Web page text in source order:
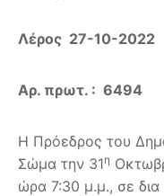
Λέρος 27-10-2022
Αρ. πρωτ. : 6494
Η Πρόεδρος του
Σώμα την 31η
ώρα 7:30 μ.μ., σε δια